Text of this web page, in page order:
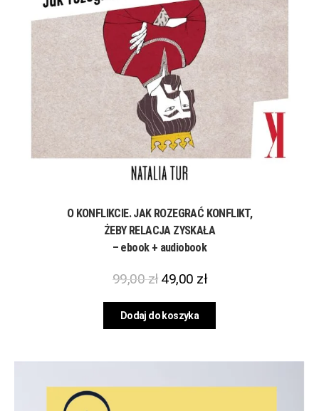
O KONFLIKCIE. JAK ROZEGRAĆ KONFLIKT,
ŻEBY RELACJA ZYSKAŁA
– ebook + audiobook
99,00zł 49,00 zł
Dodaj do koszyka